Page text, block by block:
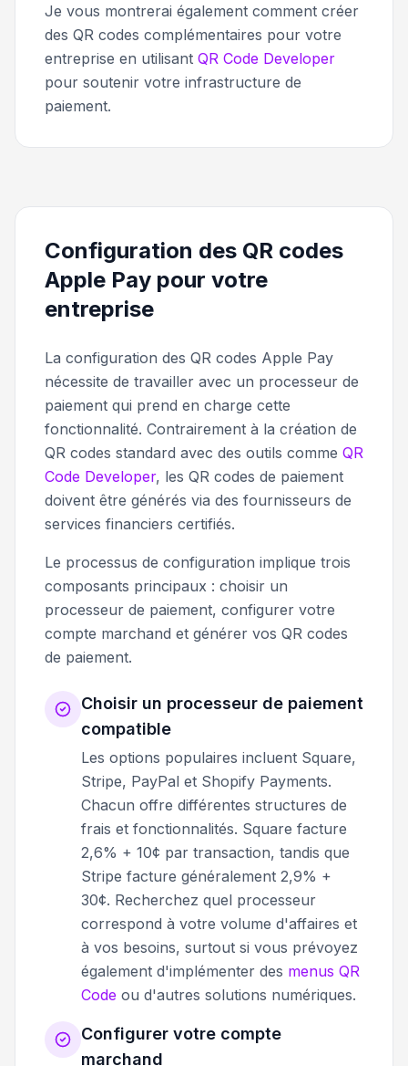
Je vous montrerai également comment créer
des QR codes complémentaires pour votre
entreprise en utilisant QR Code Developer
pour soutenir votre infrastructure de
paiement.
Configuration des QR codes
Apple Pay pour votre
entreprise
La configuration des QR codes Apple Pay
nécessite de travailler avec un processeur de
paiement qui prend en charge cette
fonctionnalité. Contrairement à la création de
QR codes standard avec des outils comme QR
Code Developer, les QR codes de paiement
doivent être générés via des fournisseurs de
services financiers certifiés.
Le processus de configuration implique trois
composants principaux : choisir un
processeur de paiement, configurer votre
compte marchand et générer vos QR codes
de paiement.
Choisir un processeur de paiement
compatible
Les options populaires incluent Square,
Stripe, PayPal et Shopify Payments.
Chacun offre différentes structures de
frais et fonctionnalités. Square facture
2,6% + 10¢ par transaction, tandis que
Stripe facture généralement 2,9% +
30¢. Recherchez quel processeur
correspond à votre volume d'affaires et
à vos besoins, surtout si vous prévoyez
également d'implémenter des menus QR
Code ou d'autres solutions numériques.
Configurer votre compte
marchand